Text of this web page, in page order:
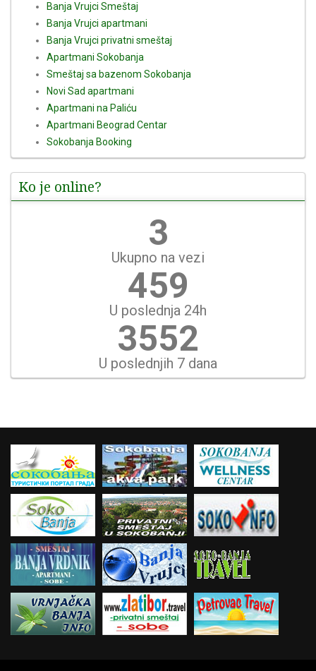
Banja Vrujci Smeštaj
Banja Vrujci apartmani
Banja Vrujci privatni smeštaj
Apartmani Sokobanja
Smeštaj sa bazenom Sokobanja
Novi Sad apartmani
Apartmani na Paliću
Apartmani Beograd Centar
Sokobanja Booking
Ko je online?
4
Ukupno na vezi
512
U poslednja 24h
3961
U poslednjih 7 dana